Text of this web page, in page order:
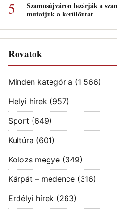
Szamosújváron lezárják a
mutatjuk a kerülőutat
Rovatok
Minden kategória (1 566)
Helyi hírek (957)
Sport (649)
Kultúra (601)
Kolozs megye (349)
Kárpát – medence (316)
Erdélyi hírek (263)